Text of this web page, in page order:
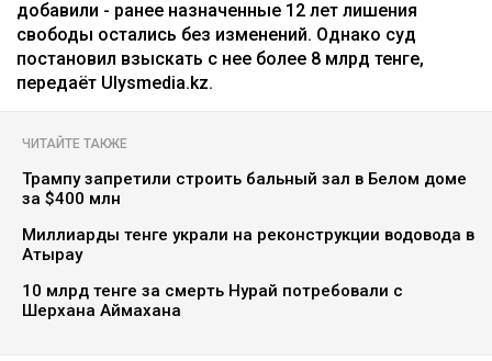
добавили - ранее назначенные 12 лет лишения
свободы остались без изменений. Однако суд
постановил взыскать с нее более 8 млрд тенге,
передаёт Ulysmedia.kz.
ЧИТАЙТЕ ТАКЖЕ
Трампу запретили строить бальный зал в Белом доме
за $400 млн
Миллиарды тенге украли на реконструкции водовода в
Атырау
10 млрд тенге за смерть Нурай потребовали с
Шерхана Аймахана